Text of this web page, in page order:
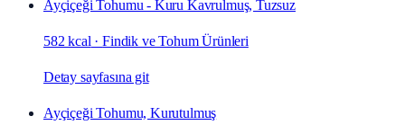
Ayçiçeği Tohumu - Kuru Kavrulmuş, Tuzsuz
582 kcal ·Findik ve Tohum Ürünleri
Detay sayfasına git
Ayçiçeği Tohumu, Kurutulmuş